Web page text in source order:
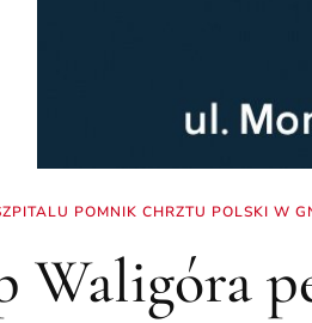
POMNIK CHRZTU POLSKI W
Waligóra